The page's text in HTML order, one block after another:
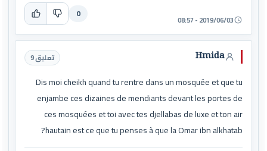
2019/06/03 - 08:57
0
Hmida تعليق 9
Dis moi cheikh quand tu rentre dans un mosquée et que tu
enjambe ces dizaines de mendiants devant les portes de
ces mosquées et toi avec tes djellabas de luxe et ton air
hautain est ce que tu penses à que la Omar ibn alkhatab?